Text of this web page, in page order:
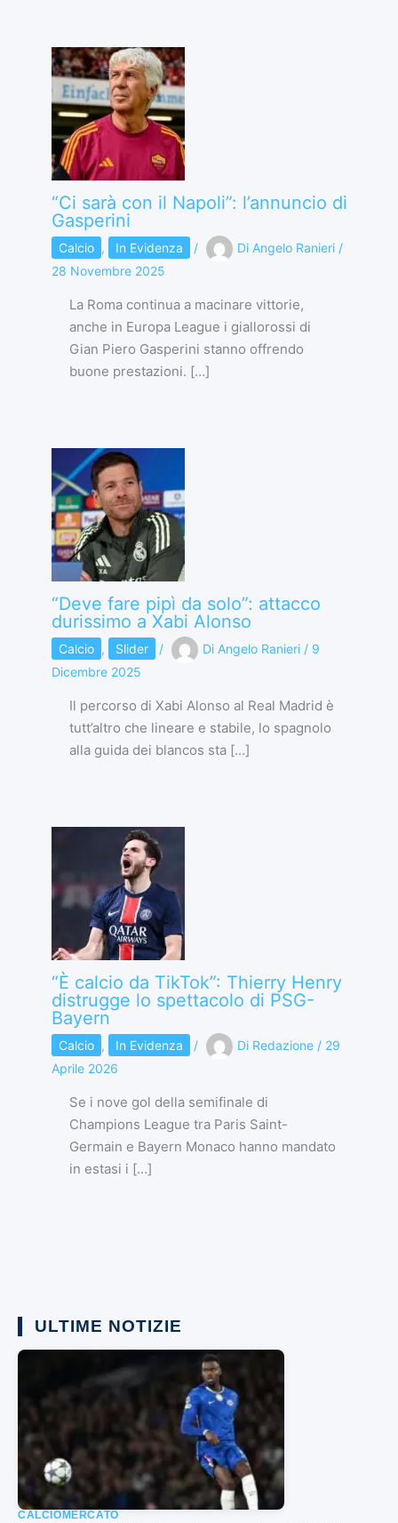
“Ci sarà con il Napoli”: l’annuncio di
Gasperini
Calcio , In Evidenza / Di Angelo Ranieri /
28 Novembre 2025
La Roma continua a macinare vittorie,
anche in Europa League i giallorossi di
Gian Piero Gasperini stanno offrendo
buone prestazioni. […]
“Deve fare pipì da solo”: attacco
durissimo a Xabi Alonso
Calcio , Slider / Di Angelo Ranieri / 9
Dicembre 2025
Il percorso di Xabi Alonso al Real Madrid è
tutt’altro che lineare e stabile, lo spagnolo
alla guida dei blancos sta […]
“È calcio da TikTok”: Thierry Henry
distrugge lo spettacolo di PSG-
Bayern
Calcio , In Evidenza / Di Redazione / 29
Aprile 2026
Se i nove gol della semifinale di
Champions League tra Paris Saint-
Germain e Bayern Monaco hanno mandato
in estasi i […]
ULTIME NOTIZIE
CALCIOMERCATO